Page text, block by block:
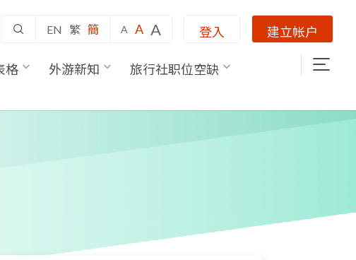
EN 繁 簡 A A A 登入 建立帐户
格 外游新知
旅行社职位空缺